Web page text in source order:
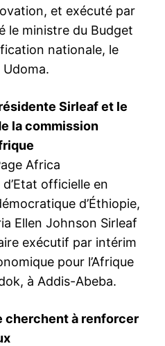
et exécuté par
le ministre du Budget
nationale, le
Sirleaf et le
la commission
Africa
officielle en
d’Éthiopie,
Ellen Johnson Sirleaf
exécutif par intérim
pour l’Afrique
à Addis-Abeba.
cherchent à renforcer